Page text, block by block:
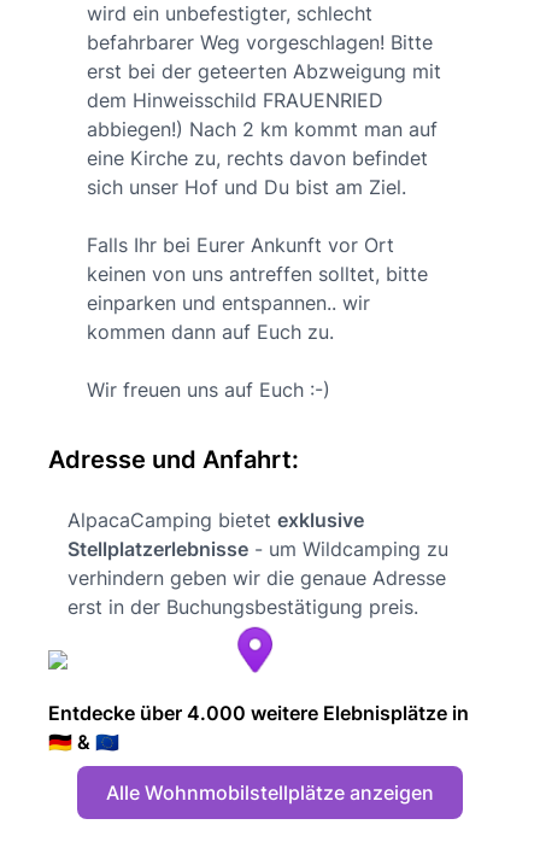
wird ein unbefestigter, schlecht
befahrbarer Weg vorgeschlagen! Bitte
erst bei der geteerten Abzweigung mit
dem Hinweisschild FRAUENRIED
abbiegen!) Nach 2 km kommt man auf
eine Kirche zu, rechts davon befindet
sich unser Hof und Du bist am Ziel.
Falls Ihr bei Eurer Ankunft vor Ort
keinen von uns antreffen solltet, bitte
einparken und entspannen.. wir
kommen dann auf Euch zu.
Wir freuen uns auf Euch :-)
Adresse und Anfahrt:
AlpacaCamping bietet exklusive
Stellplatzerlebnisse - um Wildcamping zu
verhindern geben wir die genaue Adresse
erst in der Buchungsbestätigung preis.
Entdecke über 4.000 weitere Elebnisplätze in
🇩🇪 & 🇪🇺
Alle Wohnmobilstellplätze anzeigen